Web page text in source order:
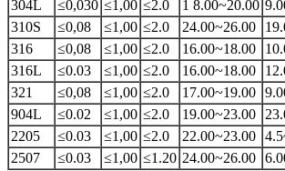
304L
≤0,030 ≤1,00 ≤2.0 1 8.00~20.00
310S
≤0,08 ≤1,00 ≤2.0 24.00~26.00
316
≤0,08 ≤1,00 ≤2.0 16.00~18.00
316L
≤0.03 ≤1,00 ≤2.0 16.00~18.00
321
≤0,08 ≤1,00 ≤2.0 17.00~19.00
904L
≤0.02 ≤1,00 ≤2.0 19.00~23.00
2205
≤0.03 ≤1,00 ≤2.0 22.00~23.00
2507
≤0.03 ≤1,00 ≤1.20 24.00~26.00